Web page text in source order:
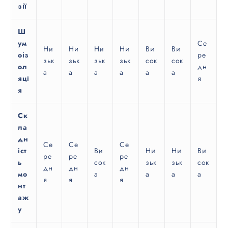
зії
Ш
ум
оіз
ол
яці
я
Ни
зьк
а
Ни
зьк
а
Ни
зьк
а
Ни
зьк
а
Ви
сок
а
Ви
сок
а
Се
ре
дн
я
Ск
ла
дн
іст
ь
мо
нт
аж
у
Се
ре
дн
я
Се
ре
дн
я
Ви
сок
а
Се
ре
дн
я
Ни
зьк
а
Ни
зьк
а
Ви
сок
а